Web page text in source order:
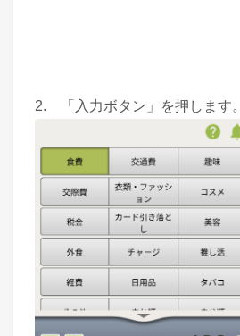
2. 「入力ボタン」を押します。